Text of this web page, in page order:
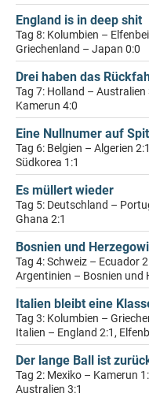
England is in deep shit
Tag 8: Kolumbien –
Griechenland – Japan 0:0
Drei haben das
Tag 7: Holland – Australien
Kamerun 4:0
Eine Nullnumer auf
Tag 6: Belgien – Algerien
Südkorea 1:1
Es müllert wieder
Tag 5: Deutschland –
Ghana 2:1
Bosnien und
Tag 4: Schweiz – Ecuador
Argentinien – Bosnien und
Italien bleibt eine
Tag 3: Kolumbien –
Italien – England 2:1,
Der lange Ball ist
Tag 2: Mexiko – Kamerun
Australien 3:1